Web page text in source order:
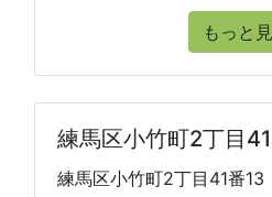
もっと
練馬区小竹町2丁目
練馬区小竹町2丁目41番13